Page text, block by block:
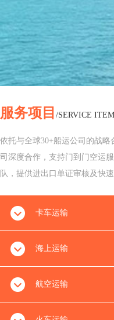
服务项目 /SERVICE ITEM
依托与全球30+船运公司的战
司深度合作，支持门到门空运
队，提供进出口单证审核及快
卡车运输
海上运输
航空运输